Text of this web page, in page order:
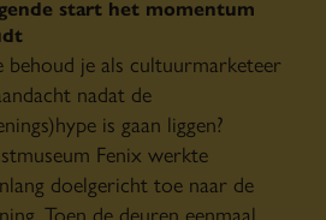
start het momentum
behoud je als cultuurmarketeer
nadat de
is gaan liggen?
Fenix werkte
doelgericht toe naar de
Toen de deuren eenmaal